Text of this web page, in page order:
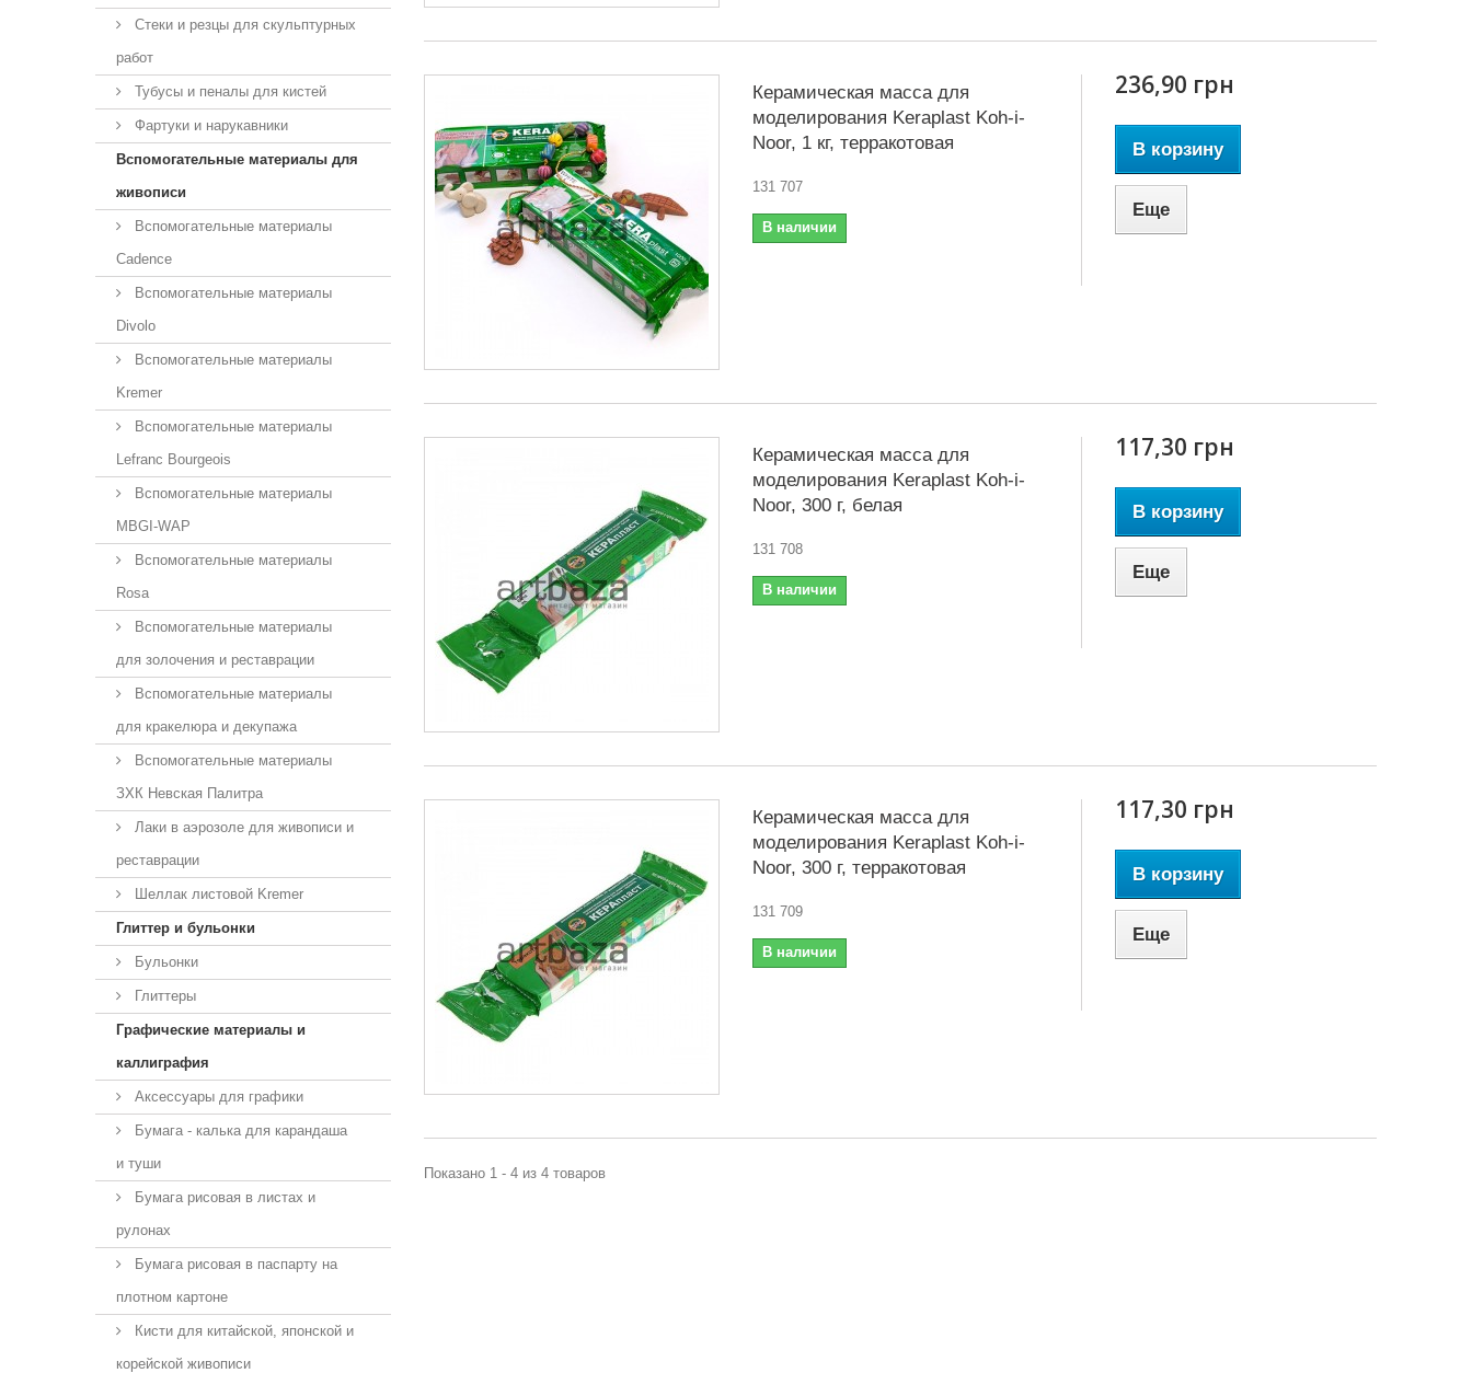
Стеки и резцы для скульптурных
работ
Тубусы и пеналы для кистей
Фартуки и нарукавники
Вспомогательные материалы для
живописи
Вспомогательные материалы
Cadence
Вспомогательные материалы
Divolo
Вспомогательные материалы
Kremer
Вспомогательные материалы
Lefranc Bourgeois
Вспомогательные материалы
MBGI-WAP
Вспомогательные материалы
Rosa
Вспомогательные материалы
для золочения и реставрации
Вспомогательные материалы
для кракелюра и декупажа
Вспомогательные материалы
ЗХК Невская Палитра
Лаки в аэрозоле для живописи и
реставрации
Шеллак листовой Kremer
Глиттер и бульонки
Бульонки
Глиттеры
Графические материалы и
каллиграфия
Аксессуары для графики
Бумага - калька для карандаша
и туши
Бумага рисовая в листах и
рулонах
Бумага рисовая в паспарту на
плотном картоне
Кисти для китайской, японской и
корейской живописи
Керамическая масса для
моделирования Keraplast Koh-i-
Noor, 1 кг, терракотовая
131 707
В наличии
236,90 грн
В корзину
Еще
Керамическая масса для
моделирования Keraplast Koh-i-
Noor, 300 г, белая
131 708
В наличии
117,30 грн
В корзину
Еще
Керамическая масса для
моделирования Keraplast Koh-i-
Noor, 300 г, терракотовая
131 709
В наличии
117,30 грн
В корзину
Еще
Показано 1 - 4 из 4 товаров